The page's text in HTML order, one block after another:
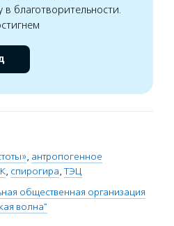
благотворительности.
, антропогенное
, спирогира, ТЭЦ
общественная организация
волна"